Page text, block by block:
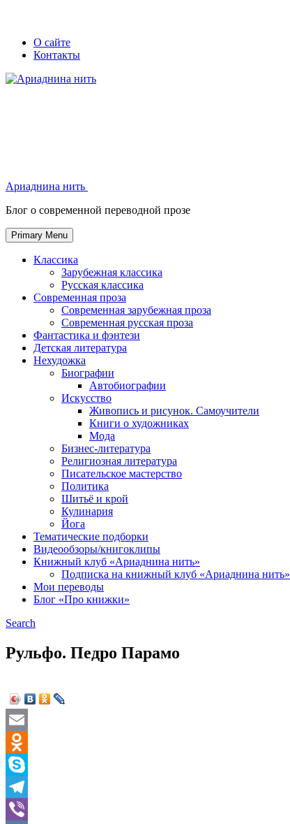
Skip
Secondary
left
navigation
Secondary
right
navigation
О сайте
Контакты
Ариаднина нить
Блог о современной переводной прозе
Primary Menu
Классика
Зарубежная классика
Русская классика
Современная проза
Современная зарубежная проза
Современная русская проза
Фантастика и фэнтези
Детская литература
Нехудожка
Биографии
Автобиографии
Искусство
Живопись и рисунок. Самоучители
Книги о художниках
Мода
Бизнес-литература
Религиозная литература
Писательское мастерство
Политика
Шитьё и крой
Кулинария
Йога
Тематические подборки
Видеообзоры/книгоклипы
Книжный клуб «Ариаднина нить»
Подписка на книжный клуб «Ариаднина нить»
Мои переводы
Блог «Про книжки»
Search
Рульфо. Педро Парамо
Email
Odnoklassniki
Skype
Telegram